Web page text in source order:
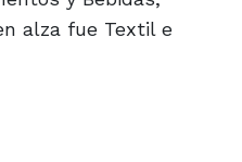
alza fue Textil e